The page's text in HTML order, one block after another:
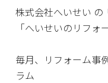
株式会社へいせい の
「へいせいのリフォ
毎月、リフォーム事
ラム